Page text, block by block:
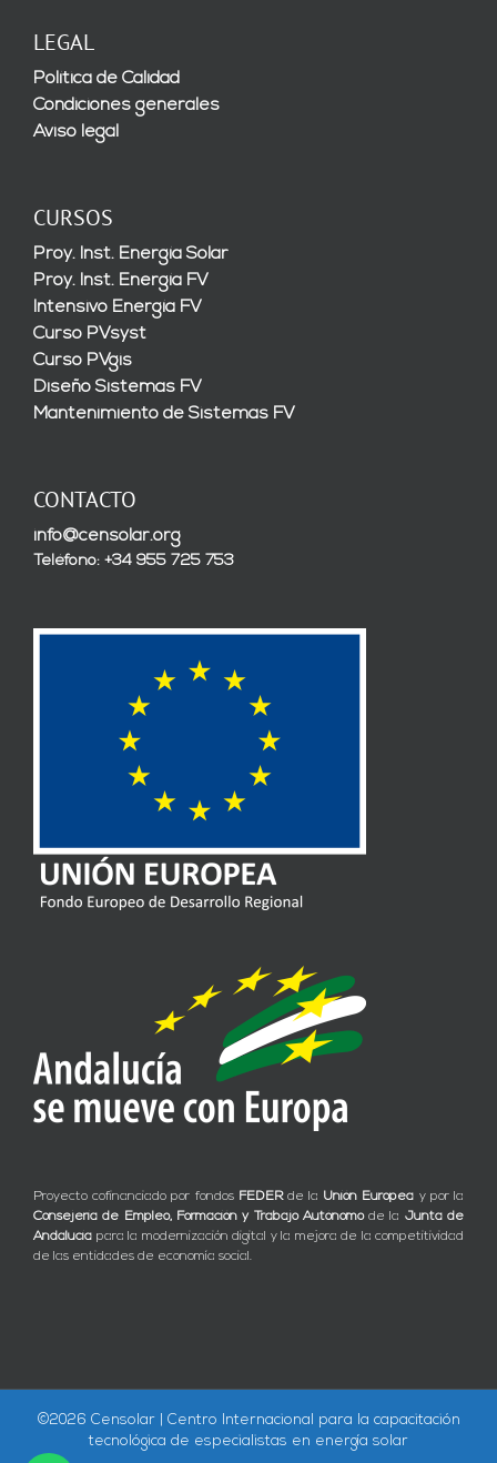
LEGAL
Política de Calidad
Condiciones generales
Aviso legal
CURSOS
Proy. Inst. Energía Solar
Proy. Inst. Energía FV
Intensivo Energía FV
Curso PVsyst
Curso PVgis
Diseño Sistemas FV
Mantenimiento de Sistemas FV
CONTACTO
info@censolar.org
Teléfono: +34 955 725 753
Proyecto cofinanciado por fondos FEDERde la Unión Europea y por la
Consejería de Empleo, Formación y Trabajo Autónomode la Junta de
Andalucía para la modernización digital y la mejora de la competitividad
de las entidades de economía social.
©2026 Censolar | Centro Internacional para la capacitación
tecnológica de especialistas en energía solar